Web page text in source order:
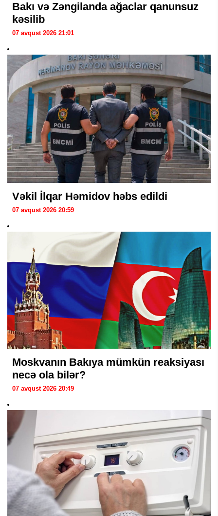
Bakı və Zəngilanda ağaclar qanunsuz
kəsilib
07 avqust 2026 21:01
Vəkil İlqar Həmidov həbs edildi
07 avqust 2026 20:59
Moskvanın Bakıya mümkün reaksiyası
necə ola bilər?
07 avqust 2026 20:49